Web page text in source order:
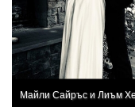
Майли Сайръс и Лиъм